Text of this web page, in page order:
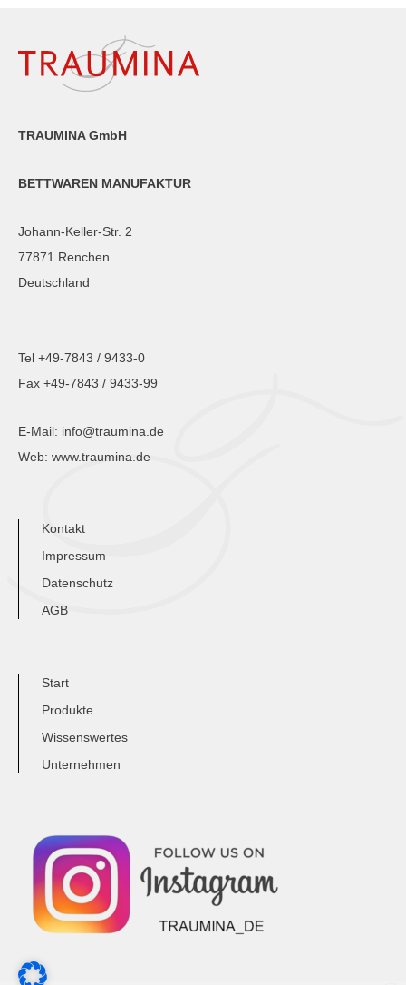
TRAUMINA GmbH
BETTWAREN MANUFAKTUR
Johann-Keller-Str. 2
77871 Renchen
Deutschland
Tel +49-7843 / 9433-0
Fax +49-7843 / 9433-99
E-Mail: info@traumina.de
Web: www.traumina.de
Kontakt
Impressum
Datenschutz
AGB
Start
Produkte
Wissenswertes
Unternehmen